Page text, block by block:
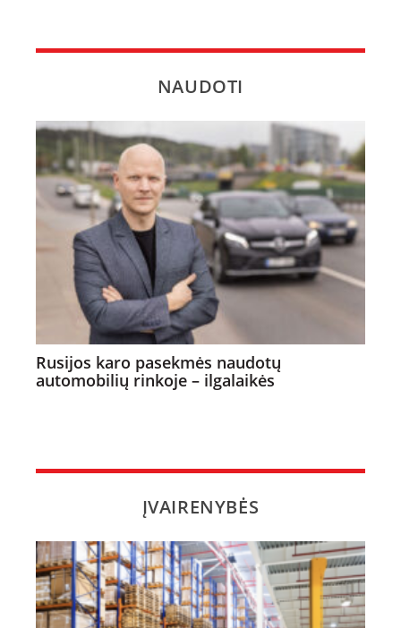
NAUDOTI
Rusijos karo pasekmės naudotų
automobilių rinkoje – ilgalaikės
ĮVAIRENYBĖS